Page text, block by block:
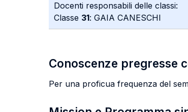
Docenti responsabili delle classi:
Classe 31: GAIA CANESCHI
Conoscenze pregresse
Per una proficua frequenza del